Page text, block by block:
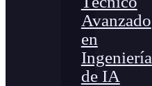
Avanzado
en
Ingeniería
de IA